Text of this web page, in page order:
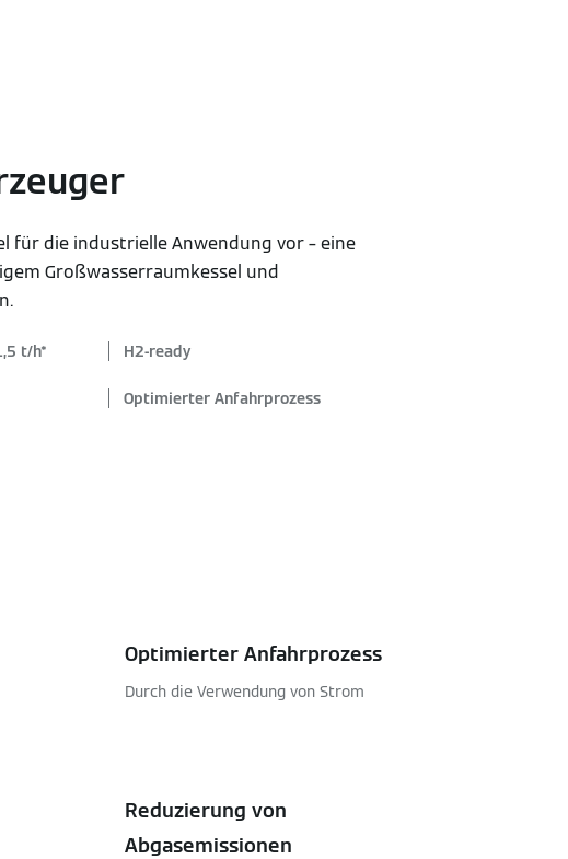
für die industrielle Anwendung vor – eine
Großwasserraumkessel und
t/h*
H2-ready
Optimierter Anfahrprozess
Optimierter Anfahrprozess
Durch die Verwendung von Strom
Reduzierung von
Abgasemissionen